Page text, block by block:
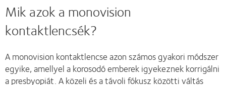
Mik azok a monovision
kontaktlencsék?
A monovision kontaktlencse azon számos gyakori módszer
egyike, amellyel a korosodó emberek igyekeznek korrigálni
a presbyopiát. A közeli és a távoli fókusz közötti váltás